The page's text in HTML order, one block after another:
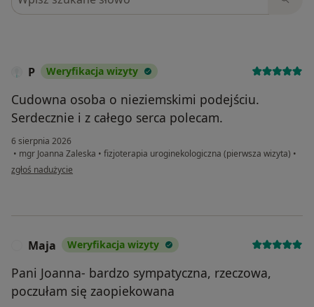
P Weryfikacja wizyty
Cudowna osoba o nieziemskimi podejściu.
Serdecznie i z całego serca polecam.
6 sierpnia 2026
• mgr Joanna Zaleska • fizjoterapia uroginekologiczna (pierwsza wizyta) •
w opinii użytkownika P
zgłoś nadużycie
Maja Weryfikacja wizyty
Pani Joanna- bardzo sympatyczna, rzeczowa,
poczułam się zaopiekowana